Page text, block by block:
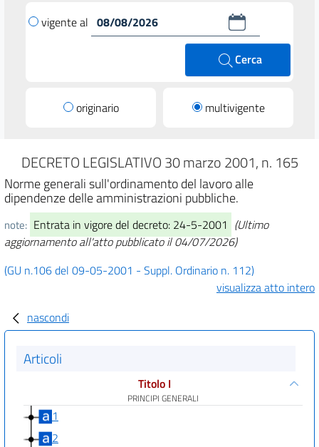
vigente al
Cerca
originario multivigente
DECRETO LEGISLATIVO 30 marzo 2001, n. 165
Norme generali sull'ordinamento del lavoro alle
dipendenze delle amministrazioni pubbliche.
note: Entrata in vigore del decreto: 24-5-2001 (Ultimo
aggiornamento all'atto pubblicato il 04/07/2026)
(GU n.106 del 09-05-2001 - Suppl. Ordinario n. 112)
visualizza atto intero
nascondi
Articoli
Titolo I
PRINCIPI GENERALI
1
2